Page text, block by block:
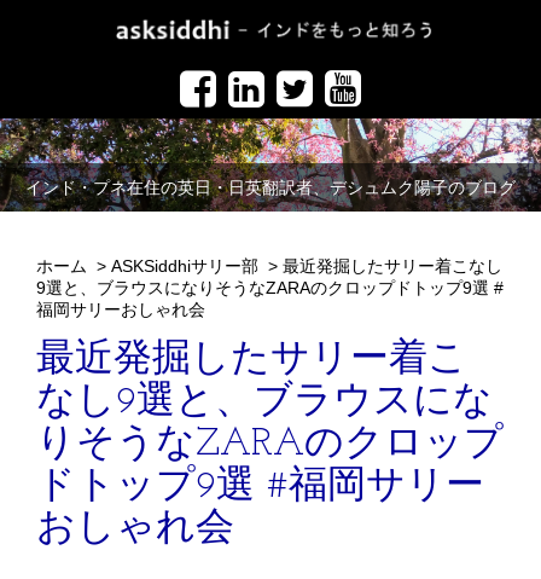
インド・プネ在住の英日・日英翻訳者、デシュムク陽子のブログ
ホーム > ASKSiddhiサリー部 > 最近発掘したサリー着こなし
9選と、ブラウスになりそうなZARAのクロップドトップ9選 #
福岡サリーおしゃれ会
最近発掘したサリー着こ
なし9選と、ブラウスにな
りそうなZARAのクロップ
ドトップ9選 #福岡サリー
おしゃれ会